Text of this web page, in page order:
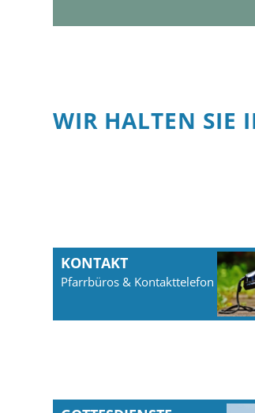
WIR HALTEN SIE
KONTAKT
Pfarrbüros & Kontakttelefon